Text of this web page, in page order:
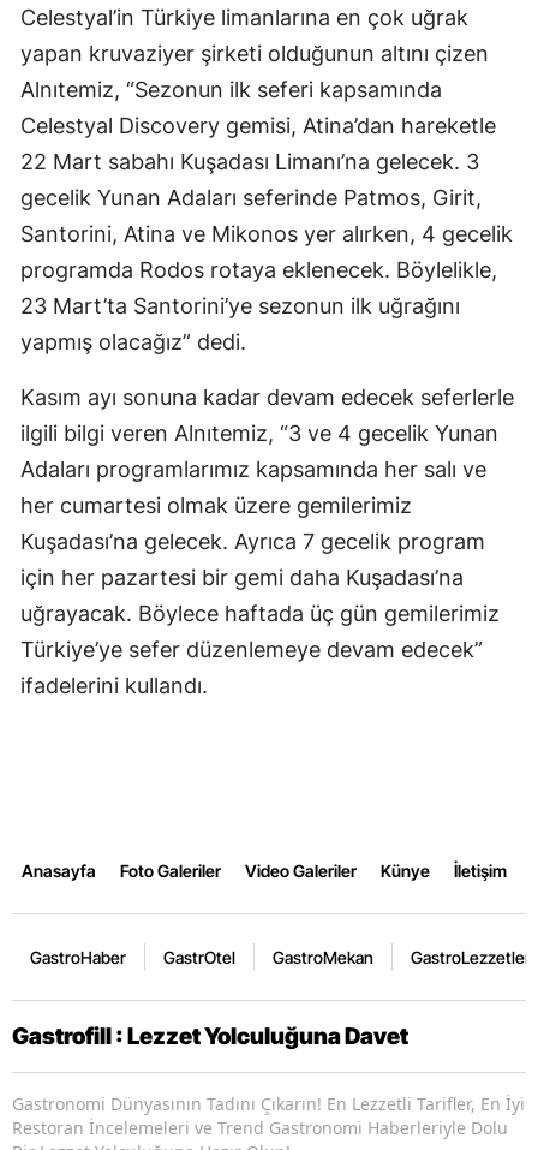
Celestyal’in Türkiye limanlarına en çok uğrak
yapan kruvaziyer şirketi olduğunun altını çizen
Alnıtemiz, “Sezonun ilk seferi kapsamında
Celestyal Discovery gemisi, Atina’dan hareketle
22 Mart sabahı Kuşadası Limanı’na gelecek. 3
gecelik Yunan Adaları seferinde Patmos, Girit,
Santorini, Atina ve Mikonos yer alırken, 4 gecelik
programda Rodos rotaya eklenecek. Böylelikle,
23 Mart’ta Santorini’ye sezonun ilk uğrağını
yapmış olacağız” dedi.
Kasım ayı sonuna kadar devam edecek seferlerle
ilgili bilgi veren Alnıtemiz, “3 ve 4 gecelik Yunan
Adaları programlarımız kapsamında her salı ve
her cumartesi olmak üzere gemilerimiz
Kuşadası’na gelecek. Ayrıca 7 gecelik program
için her pazartesi bir gemi daha Kuşadası’na
uğrayacak. Böylece haftada üç gün gemilerimiz
Türkiye’ye sefer düzenlemeye devam edecek”
ifadelerini kullandı.
Anasayfa Foto Galeriler Video Galeriler Künye İletişim
GastroHaber GastrOtel GastroMekan GastroLezzetler
Gastrofill : Lezzet Yolculuğuna Davet
Gastronomi Dünyasının Tadını Çıkarın! En Lezzetli Tarifler, En İyi
Restoran İncelemeleri ve Trend Gastronomi Haberleriyle Dolu